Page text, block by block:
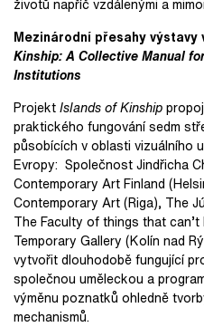
životů napříč vzdálenými a
Mezinárodní přesahy
Kinship: A Collective Manual
Institutions
ProjektIslands of Kinship
praktického fungování sedm
působících v oblasti vizuálního
Evropy: Společnost Jindřicha
Contemporary Art Finland
Contemporary Art (Riga), The
The Faculty of things that
Temporary Gallery (Kolín nad
vytvořit dlouhodobě fungující
společnou uměleckou a
výměnu poznatků ohledně
mechanismů.